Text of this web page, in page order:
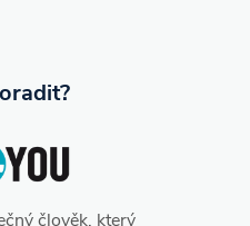
člověk, který